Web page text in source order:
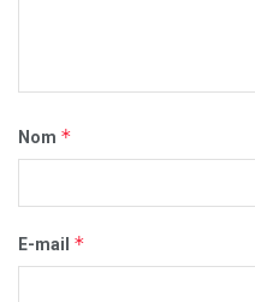
Nom *
E-mail *